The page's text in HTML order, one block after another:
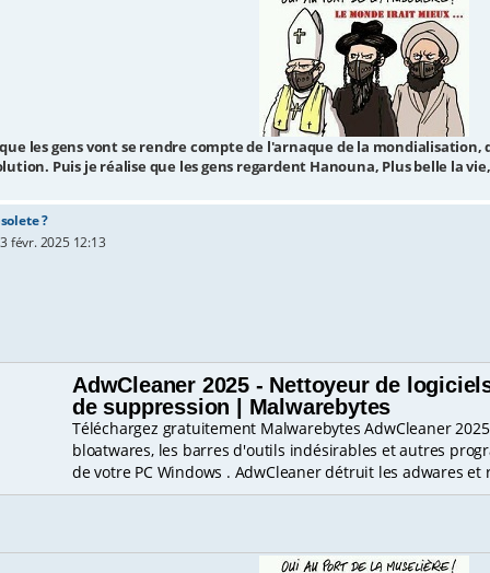
les gens vont se rendre compte de l'arnaque de la
Puis je réalise que les gens regardent Hanouna, Plus belle la
?
févr. 2025 12:13
AdwCleaner 2025 - Nettoyeur de
de suppression | Malwarebytes
Téléchargez gratuitement Malwarebytes AdwCleaner
bloatwares, les barres d'outils indésirables et autres
de votre PC Windows . AdwCleaner détruit les adwares